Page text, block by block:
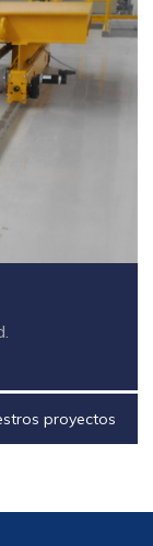
proyectos